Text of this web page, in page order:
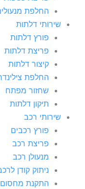
החלפת
שירותי דלתות
פורץ דלתות
פריצת דלתות
קיצור דלתות
החלפת
שחזור מפתח
תיקון דלתות
שירותי רכב
פורץ רכבים
פריצת רכב
מנעולן רכב
ניתוק קודן
התקנת מחסום